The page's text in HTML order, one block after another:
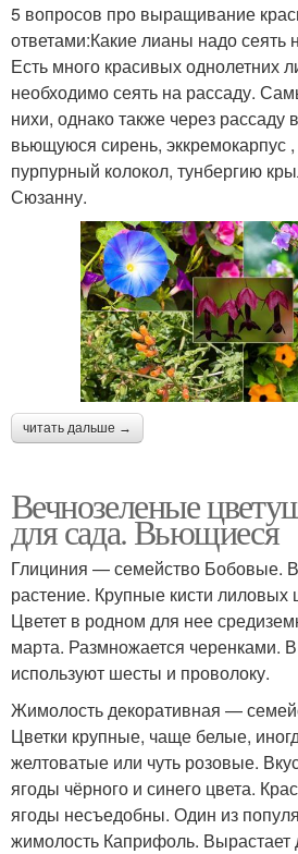
Вечнозеленые лианы
Морозостойкие лианы
Лунная лиана
Лианы для оформления
Лианы для дизайна
Лианы с экзотическим
обликом
5 вопросов про выращивание
ответами:Какие лианы надо сеять
Есть много красивых однолетних
необходимо сеять на рассаду.
нихи, однако также через
вьющуюся сирень, эккремокарпус
пурпурный колокол, тунбергию
Сюзанну.
читать дальше →
Вечнозеленые
для сада. Вьющиеся
Глициния — семейство Бобовые.
растение. Крупные кисти лиловых
Цветет в родном для нее
марта. Размножается черенками.
используют шесты и проволоку.
Жимолость декоративная —
Цветки крупные, чаще белые,
желтоватые или чуть розовые.
ягоды чёрного и синего цвета.
ягоды несъедобны. Один из
жимолость Каприфоль. Вырастает